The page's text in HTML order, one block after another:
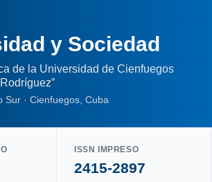
y Sociedad
de la Universidad de Cienfuegos
Sur · Cienfuegos, Cuba
ISSN IMPRESO
2415-2897